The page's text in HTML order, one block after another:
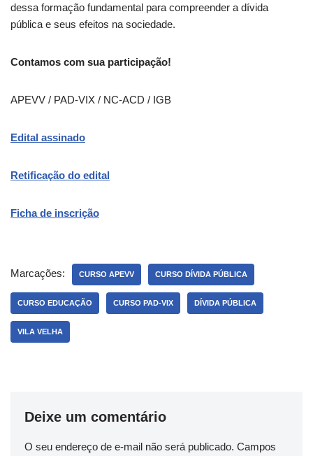
dessa formação fundamental para compreender a dívida
pública e seus efeitos na sociedade.
Contamos com sua participação!
APEVV / PAD-VIX / NC-ACD / IGB
Edital assinado
Retificação do edital
Ficha de inscrição
Marcações: CURSO APEVV CURSO DÍVIDA PÚBLICA
CURSO EDUCAÇÃO CURSO PAD-VIX DÍVIDA PÚBLICA
VILA VELHA
Deixe um comentário
O seu endereço de e-mail não será publicado. Campos